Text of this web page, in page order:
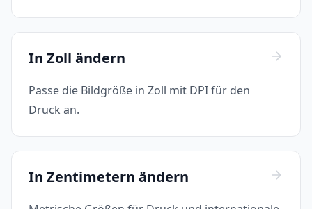
In Zoll ändern
Passe die Bildgröße in Zoll mit DPI für den
Druck an.
In Zentimetern ändern